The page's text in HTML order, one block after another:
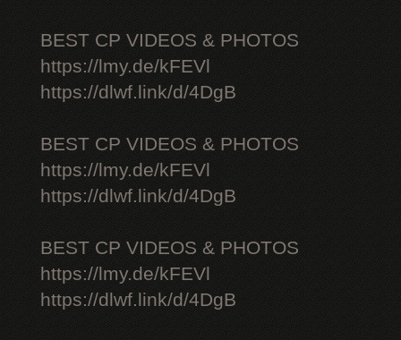
BEST CP VIDEOS & PHOTOS
https://lmy.de/kFEVl
https://dlwf.link/d/4DgB
BEST CP VIDEOS & PHOTOS
https://lmy.de/kFEVl
https://dlwf.link/d/4DgB
BEST CP VIDEOS & PHOTOS
https://lmy.de/kFEVl
https://dlwf.link/d/4DgB